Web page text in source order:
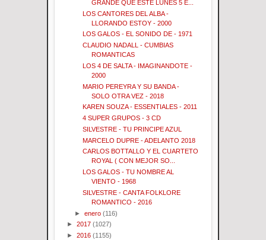
GRANDE QUE ESTE LUNES 5 E...
LOS CANTORES DEL ALBA -
LLORANDO ESTOY - 2000
LOS GALOS - EL SONIDO DE - 1971
CLAUDIO NADALL - CUMBIAS
ROMANTICAS
LOS 4 DE SALTA - IMAGINANDOTE -
2000
MARIO PEREYRA Y SU BANDA -
SOLO OTRA VEZ - 2018
KAREN SOUZA - ESSENTIALES - 2011
4 SUPER GRUPOS - 3 CD
SILVESTRE - TU PRINCIPE AZUL
MARCELO DUPRE - ADELANTO 2018
CARLOS BOTTALLO Y EL CUARTETO
ROYAL ( CON MEJOR SO...
LOS GALOS - TU NOMBRE AL
VIENTO - 1968
SILVESTRE - CANTA FOLKLORE
ROMANTICO - 2016
►enero (116)
► 2017 (1027)
► 2016 (1155)